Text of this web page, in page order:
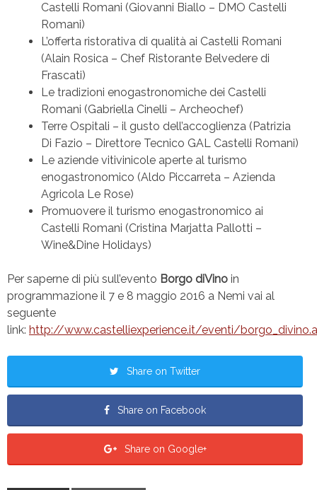
Castelli Romani (Giovanni Biallo – DMO Castelli
Romani)
L’offerta ristorativa di qualità ai Castelli Romani
(Alain Rosica – Chef Ristorante Belvedere di
Frascati)
Le tradizioni enogastronomiche dei Castelli
Romani (Gabriella Cinelli – Archeochef)
Terre Ospitali – il gusto dell’accoglienza (Patrizia
Di Fazio – Direttore Tecnico GAL Castelli Romani)
Le aziende vitivinicole aperte al turismo
enogastronomico (Aldo Piccarreta – Azienda
Agricola Le Rose)
Promuovere il turismo enogastronomico ai
Castelli Romani (Cristina Marjatta Pallotti –
Wine&Dine Holidays)
Per saperne di più sull’evento Borgo diVino in
programmazione il 7 e 8 maggio 2016 a Nemi vai al
seguente
link: http://www.castelliexperience.it/eventi/
Share on Twitter
Share on Facebook
Share on Google+